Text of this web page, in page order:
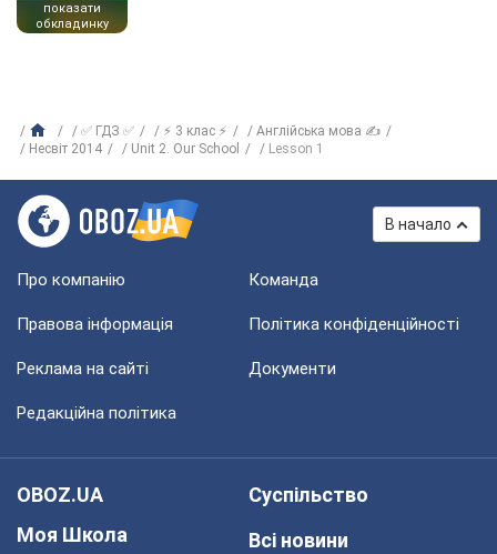
показати
обкладинку
✅ ГДЗ ✅ ⚡ 3 клас ⚡
Англійська мова ✍
Несвіт 2014
Unit 2. Our School Lesson 1
В начало
Про компанію Команда
Правова інформація Політика конфіденційності
Реклама на сайті Документи
Редакційна політика
OBOZ.UA
Моя Школа
Суспільство
Всі новини